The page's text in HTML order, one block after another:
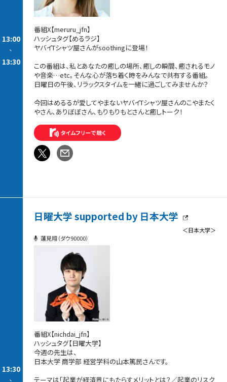
13:00
-
13:30
番組X【meruru_jfn】
ハッシュタグ【めるラジ】
ヤバイTシャツ屋さんがsoothingに登場！
この番組は、私とあなたの癒しの場所、癒しの瞬間、癒されるモノ
や音楽…etc。そんな心が落ち着く時をみんなで共有する番組。
日曜日の午後、リラックスタイムを一緒に過ごしてみませんか？
今回はめるるが愛してやまないヤバイTシャツ屋さんのこやまたく
やさん、ありぼぼさん、もりもりもとさんと癒しトーク！
13:30
-
日曜大学 supported by 日本大学
＜日本大学＞
蓮見翔（ダウ90000）
番組X【nichdai_jfn】
ハッシュタグ【日曜大学】
今週の先生は、
日本大学 商学部 経営学科の山本篤民さんです。
テーマは「起業が経済界にもたらすメリットとは？／起業のリスク